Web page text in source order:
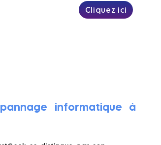
Cliquez ici
informatique à